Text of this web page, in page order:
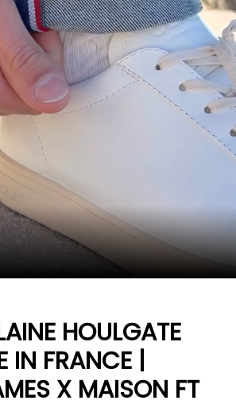
HOULGATE
FRANCE |
X MAISON FT